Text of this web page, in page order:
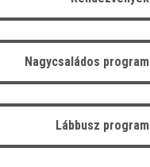
Nagycsaládos program
Lábbusz program